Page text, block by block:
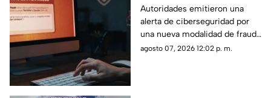
información desde tu
computadora
Autoridades emitieron una
alerta de ciberseguridad por
una nueva modalidad de fraude
conocida como “ClickFix”, una
agosto 07, 2026 12:02 p. m.